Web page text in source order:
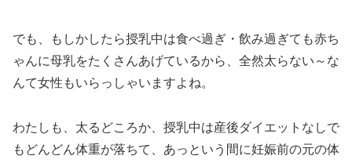
でも、もしかしたら授乳中は食べ過ぎ・飲み過ぎても赤ち
ゃんに母乳をたくさんあげているから、全然太らない～な
んて女性もいらっしゃいますよね。
わたしも、太るどころか、授乳中は産後ダイエットなしで
もどんどん体重が落ちて、あっという間に妊娠前の元の体